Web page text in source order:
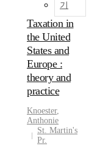
기
Taxation in
the United
States and
Europe :
theory and
practice
Knoester,
Anthonie
St. Martin's
Pr.